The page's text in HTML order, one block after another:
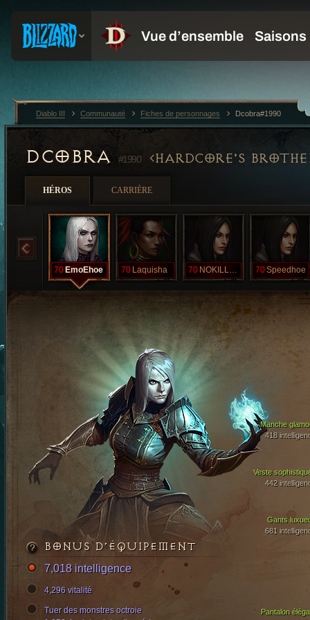
DCOBRA#1990 HARDCORE'S
HÉROS CARRIÈRE
70 EmoEhoe 70 Laquisha 70 NOKILLBLIZZ 70Speedhoe
Veste
442
Gants
681
Manche
418
Pantalon
BONUS D’ÉQUIPEMENT
7,018 intelligence
4,296 vitalité
Tuer des monstres octroie
Diablo III Communauté Fiches de personnages Dcobra#1990